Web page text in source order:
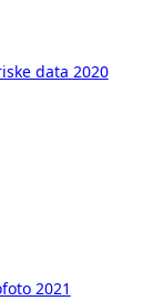
data 2020
2021